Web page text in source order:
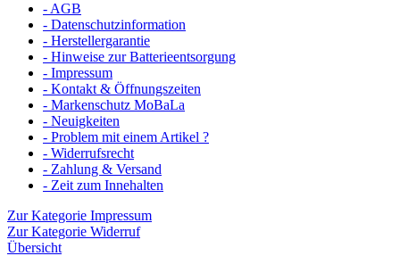
- AGB
- Datenschutzinformation
- Herstellergarantie
- Hinweise zur Batterieentsorgung
- Impressum
- Kontakt & Öffnungszeiten
- Markenschutz MoBaLa
- Neuigkeiten
- Problem mit einem Artikel ?
- Widerrufsrecht
- Zahlung & Versand
- Zeit zum Innehalten
Zur Kategorie Impressum
Zur Kategorie Widerruf
Übersicht